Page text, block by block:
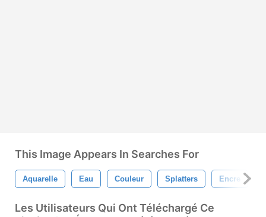
This Image Appears In Searches For
Aquarelle Eau Couleur Splatters Encre
Les Utilisateurs Qui Ont Téléchargé Ce